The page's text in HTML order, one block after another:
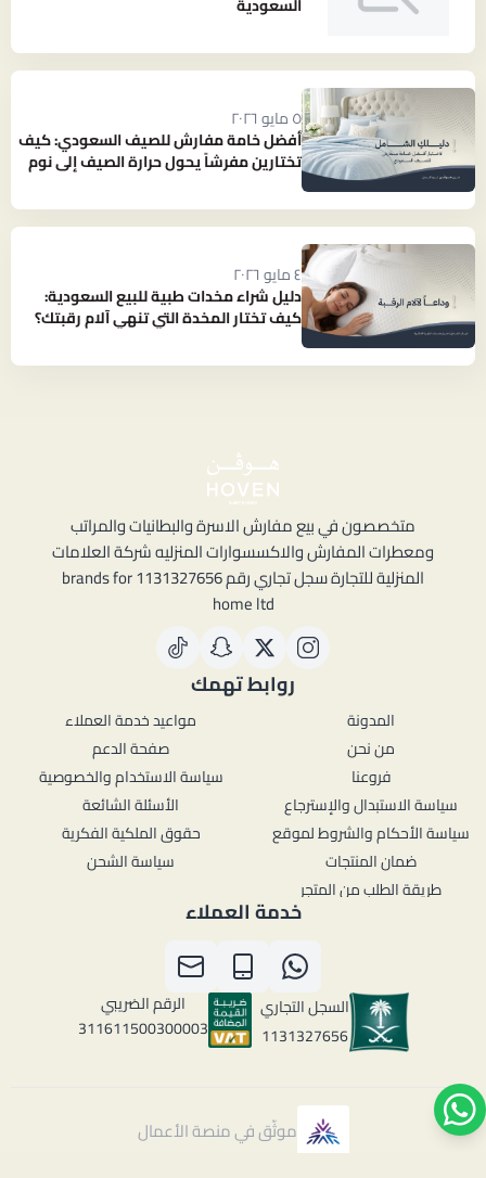
٥ مايو ٢٠٢٦
أفضل خامة مفارش للصيف السعودي: كيف
تختارين مفرشاً يحول حرارة الصيف إلى نوم
٤ مايو ٢٠٢٦
دليل شراء مخدات طبية للبيع السعودية:
كيف تختار المخدة التي تنهي آلام رقبتك؟
متخصصون في بيع مفارش الاسرة والبطانيات والمراتب
ومعطرات المفارش والاكسسوارات المنزليه شركة العلامات
المنزلية للتجارة سجل تجاري رقم 1131327656 brands for
home ltd
روابط تهمك
المدونة
من نحن
فروعنا
سياسة الاستبدال والإسترجاع
سياسة الأحكام والشروط لموقع
ضمان المنتجات
طريقة الطلب من المتجر
مواعيد خدمة العملاء
صفحة الدعم
سياسة الاستخدام والخصوصية
الأسئلة الشائعة
حقوق الملكية الفكرية
سياسة الشحن
خدمة العملاء
السجل التجاري
1131327656
الرقم الضريبي
311611500300003
موثّق في منصة الأعمال